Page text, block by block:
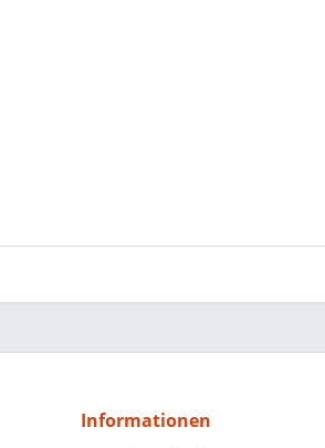
Informationen